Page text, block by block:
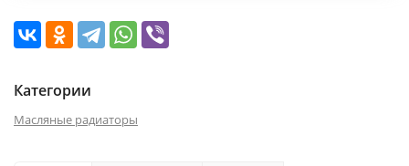
Категории
Масляные радиаторы